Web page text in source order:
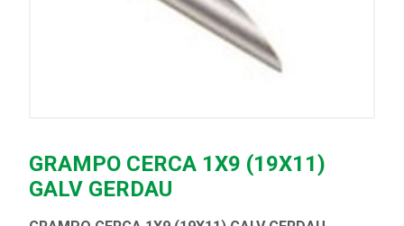
GRAMPO CERCA 1X9 (19X11)
GALV GERDAU